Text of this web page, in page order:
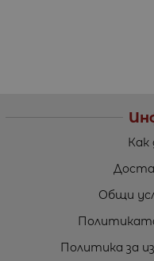
Как
Общи
Политика за